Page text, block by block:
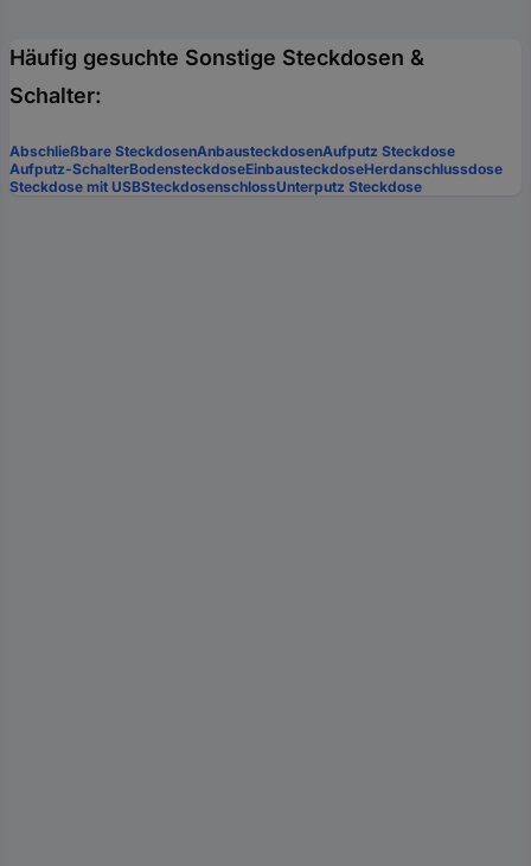
Häufig gesuchte Sonstige Steckdosen &
Schalter:
Abschließbare SteckdosenAnbausteckdosenAufputz Steckdose
Aufputz-SchalterBodensteckdoseEinbausteckdoseHerdanschlussdose
Steckdose mit USBSteckdosenschlossUnterputz Steckdose